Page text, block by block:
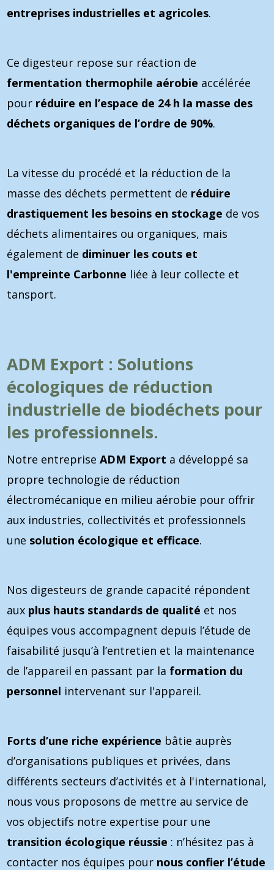
entreprises industrielles et agricoles.
Ce digesteur repose sur réaction de
fermentation thermophile aérobie accélérée
pour réduire en l’espace de 24 h la masse des
déchets organiques de l’ordre de 90%.
La vitesse du procédé et la réduction de la
masse des déchets permettent de réduire
drastiquement les besoins en stockage de vos
déchets alimentaires ou organiques, mais
également de diminuer les couts et
l'empreinte Carbonne liée à leur collecte et
tansport.
ADM Export : Solutions
écologiques de réduction
industrielle de biodéchets pour
les professionnels.
Notre entrepriseADM Export a développé sa
propre technologie de réduction
électromécanique en milieu aérobie pour offrir
aux industries, collectivités et professionnels
une solution écologique et efficace.
Nos digesteurs de grande capacité répondent
aux plus hauts standards de qualité et nos
équipes vous accompagnent depuis l’étude de
faisabilité jusqu’à l’entretien et la maintenance
de l’appareil en passant par la formation du
personnel intervenant sur l'appareil.
Forts d’une riche expérience bâtie auprès
d’organisations publiques et privées, dans
différents secteurs d’activités et à l'international,
nous vous proposons de mettre au service de
vos objectifs notre expertise pour une
transition écologique réussie : n’hésitez pas à
contacter nos équipes pour nous confier l’étude